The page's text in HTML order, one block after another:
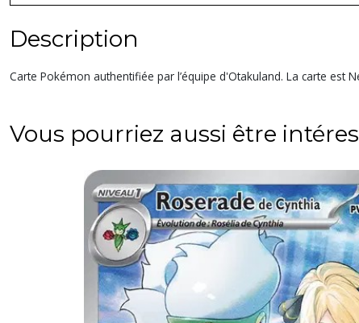
Description
Carte Pokémon authentifiée par l’équipe d'Otakuland. La carte est
Vous pourriez aussi être